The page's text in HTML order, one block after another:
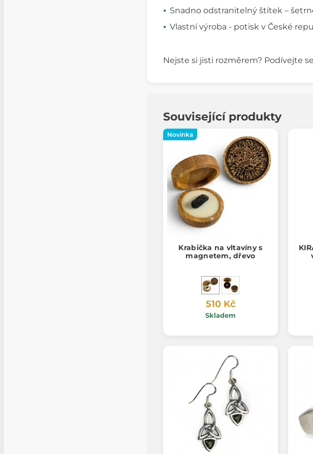
Snadno odstranitelný štítek –
Vlastní výroba - potisk v České
Nejste si jisti rozměrem? Podívejte
Související produkty
Novinka
Krabička na vltavíny s
magnetem, dřevo
510 Kč
Skladem